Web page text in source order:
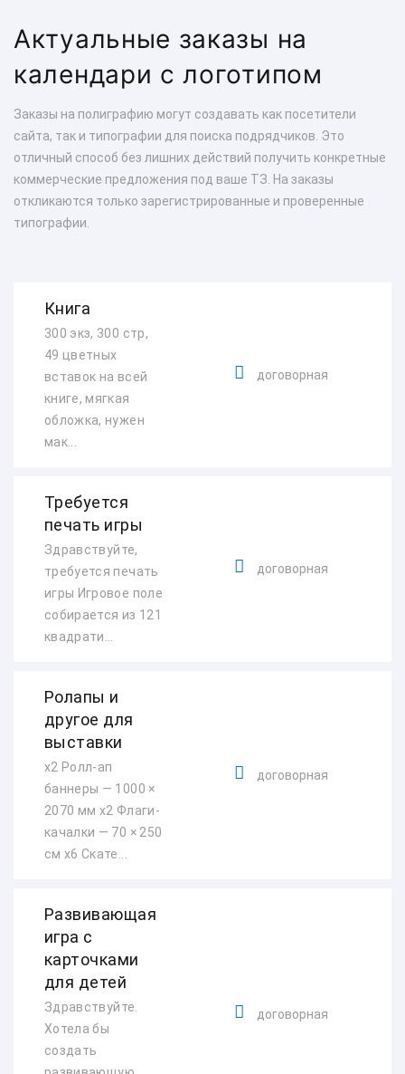
Актуальные заказы на
календари с логотипом
Заказы на полиграфию могут создавать как посетители
сайта, так и типографии для поиска подрядчиков. Это
отличный способ без лишних действий получить конкретные
коммерческие предложения под ваше ТЗ. На заказы
откликаются только зарегистрированные и проверенные
типографии.
Книга
300 экз, 300 стр,
49 цветных
вставок на всей
книге, мягкая
обложка, нужен
мак...
договорная
Требуется
печать игры
Здравствуйте,
требуется печать
игры Игровое поле
собирается из 121
квадрати...
договорная
Ролапы и
другое для
выставки
х2 Ролл-ап
баннеры — 1000 ×
2070 мм х2 Флаги-
качалки — 70 × 250
см х6 Скате...
договорная
Развивающая
игра с
карточками
для детей
Здравствуйте.
Хотела бы
создать
договорная